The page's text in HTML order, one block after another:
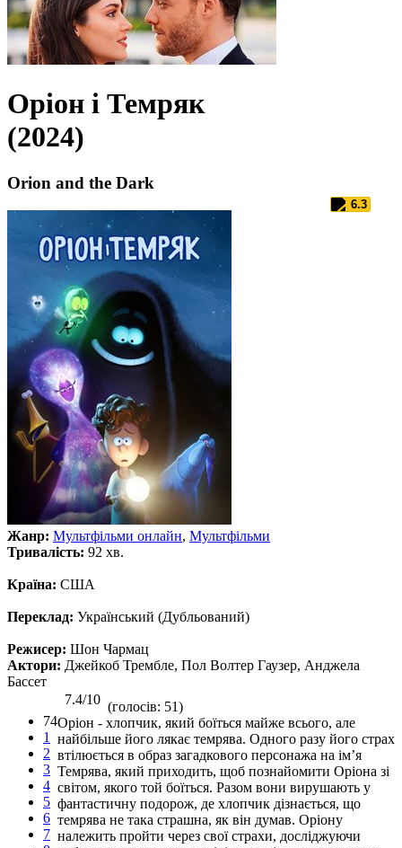
Оріон і Темряк
(2024)
Orion and the Dark
6.3
Жанр: Мультфільми онлайн, Мультфільми
Тривалість: 92 хв.
Країна: США
Переклад: Український (Дубльований)
Режисер: Шон Чармац
Актори: Джейкоб Трембле, Пол Волтер Гаузер, Анджела
Бассет
74
1
2
3
4
5
6
7
7.4/10 (голосів: 51)
Оріон - хлопчик, який боїться майже всього, але
найбільше його лякає темрява. Одного разу його страх
втілюється в образ загадкового персонажа на ім’я
Темрява, який приходить, щоб познайомити Оріона зі
світом, якого той боїться. Разом вони вирушають у
фантастичну подорож, де хлопчик дізнається, що
темрява не така страшна, як він думав. Оріону
належить пройти через свої страхи, досліджуючи